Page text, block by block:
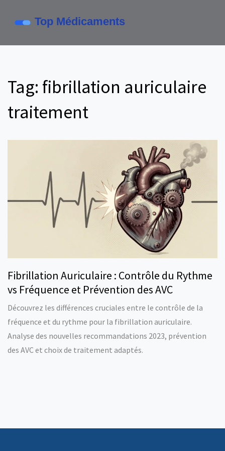
Tag: fibrillation auriculaire
traitement
Fibrillation Auriculaire : Contrôle du Rythme
vs Fréquence et Prévention des AVC
Découvrez les différences cruciales entre le contrôle de la
fréquence et du rythme pour la fibrillation auriculaire.
Analyse des nouvelles recommandations 2023, prévention
des AVC et choix de traitement adaptés.